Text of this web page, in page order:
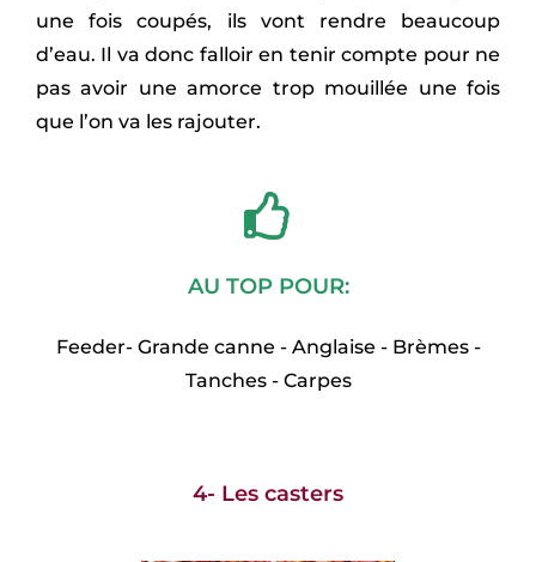
une fois coupés, ils vont rendre beaucoup
d’eau. Il va donc falloir en tenir compte pour ne
pas avoir une amorce trop mouillée une fois
que l’on va les rajouter.
AU TOP POUR:
Feeder- Grande canne - Anglaise - Brèmes -
Tanches - Carpes
4- Les casters